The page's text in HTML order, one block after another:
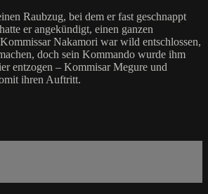
Raubzug, bei dem er fast geschnappt
er angekündigt, einen ganzen
Nakamori war wild entschlossen,
doch sein Kommando wurde ihm
entzogen – Kommisar Megure und
ihren Auftritt.